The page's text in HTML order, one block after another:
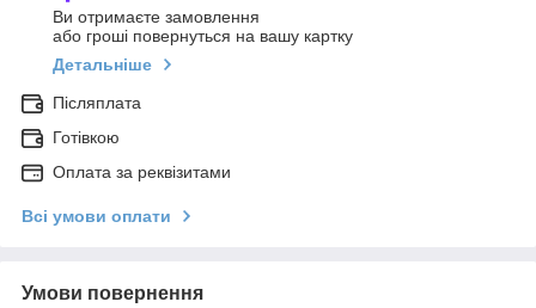
Ви отримаєте замовлення
або гроші повернуться на вашу картку
Детальніше
Післяплата
Готівкою
Оплата за реквізитами
Всі умови оплати
Умови повернення